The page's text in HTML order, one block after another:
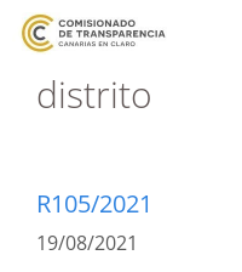
distrito
R105/2021
19/08/2021